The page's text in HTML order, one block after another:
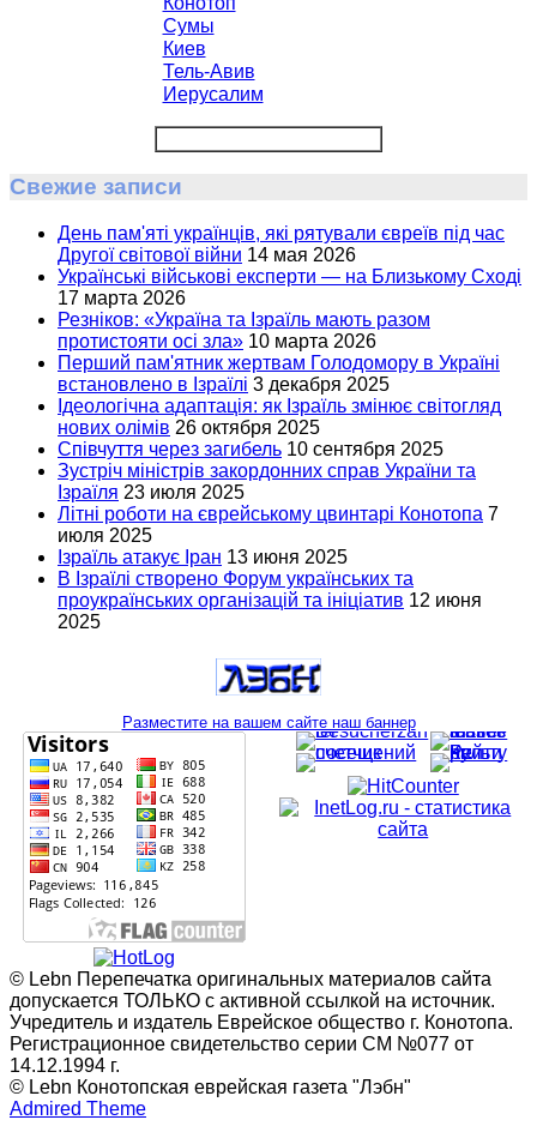
Сумы
Киев
Тель-Авив
Иерусалим
Свежие записи
День пам'яті українців, які рятували євреїв під час
Другої світової війни 14 мая 2026
Українські військові експерти — на Близькому Сході
17 марта 2026
Резніков: «Україна та Ізраїль мають разом
протистояти осі зла» 10 марта 2026
Перший пам'ятник жертвам Голодомору в Україні
встановлено в Ізраїлі 3 декабря 2025
Ідеологічна адаптація: як Ізраїль змінює світогляд
нових олімів 26 октября 2025
Співчуття через загибель 10 сентября 2025
Зустріч міністрів закордонних справ України та
Ізраїля 23 июля 2025
Літні роботи на єврейському цвинтарі Конотопа 7
июля 2025
Ізраїль атакує Іран 13 июня 2025
В Ізраїлі створено Форум українських та
проукраїнських організацій та ініціатив 12 июня
2025
Разместите на вашем сайте наш баннер
© Lebn Перепечатка оригинальных материалов сайта
допускается ТОЛЬКО с активной ссылкой на источник.
Учредитель и издатель Еврейское общество г. Конотопа.
Регистрационное свидетельство серии СМ №077 от
14.12.1994 г.
© Lebn Конотопская еврейская газета "Лэбн"
Admired Theme